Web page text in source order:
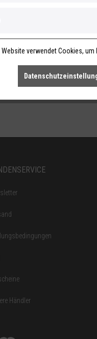
Händler
Website verwendet Cookies,